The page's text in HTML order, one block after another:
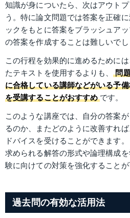
知識が身についたら、次はアウト
う。特に論文問題では答案を正確
ックをもとに答案をブラッシュア
の答案を作成することは難しいでし
この行程を効果的に進めるために
たテキストを使用するよりも、 問
に合格している講師などがいる予
を受講することがおすすめ です。
このような講座では、自分の答案
るのか、またどのように改善すれ
ドバイスを受けることができます
求められる解答の形式や論理構成
験に向けての対策を強化することが
過去問の有効な活用法